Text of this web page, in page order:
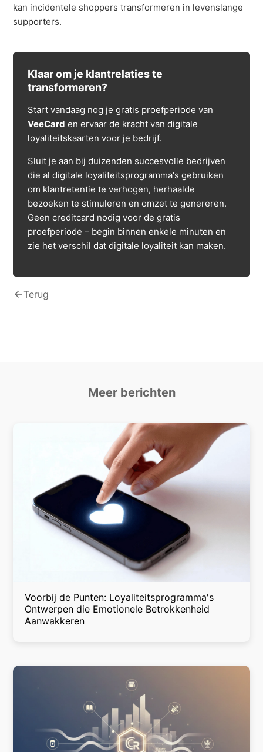
kan incidentele shoppers transformeren in levenslange
supporters.
Klaar om je klantrelaties te
transformeren?
Start vandaag nog je gratis proefperiode van
VeeCard en ervaar de kracht van digitale
loyaliteitskaarten voor je bedrijf.
Sluit je aan bij duizenden succesvolle bedrijven
die al digitale loyaliteitsprogramma's gebruiken
om klantretentie te verhogen, herhaalde
bezoeken te stimuleren en omzet te genereren.
Geen creditcard nodig voor de gratis
proefperiode – begin binnen enkele minuten en
zie het verschil dat digitale loyaliteit kan maken.
arrow_back Terug
Meer berichten
Voorbij de Punten: Loyaliteitsprogramma's
Ontwerpen die Emotionele Betrokkenheid
Aanwakkeren